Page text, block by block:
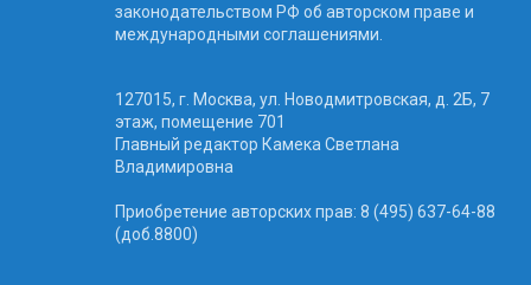
законодательством РФ об авторском праве и
международными соглашениями.
127015, г. Москва, ул. Новодмитровская, д. 2Б, 7
этаж, помещение 701
Главный редактор Камека Светлана
Владимировна
Приобретение авторских прав: 8 (495) 637-64-88
(доб.8800)